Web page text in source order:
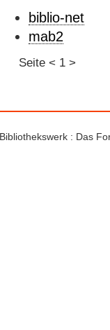
biblio-net
mab2
Seite < 1 >
: Das